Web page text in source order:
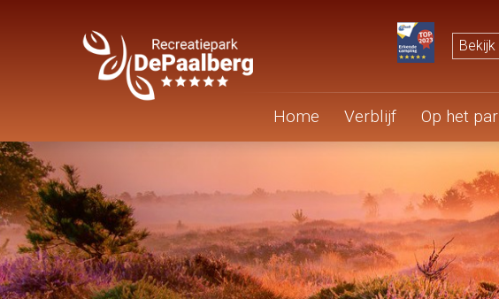
Home Verblijf Op het